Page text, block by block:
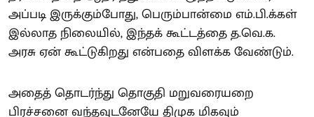
அப்படி இருக்கும்போது, பெரும்பான்மை எம்.பி.க்கள்
இல்லாத நிலையில், இந்தக் கூட்டத்தை த.வெ.க.
அரசு ஏன் கூட்டுகிறது என்பதை விளக்க வேண்டும்.
அதைத் தொடர்ந்து தொகுதி மறுவரையறை
பிரச்சனை வந்தவுடனேயே திமுக மிகவும்